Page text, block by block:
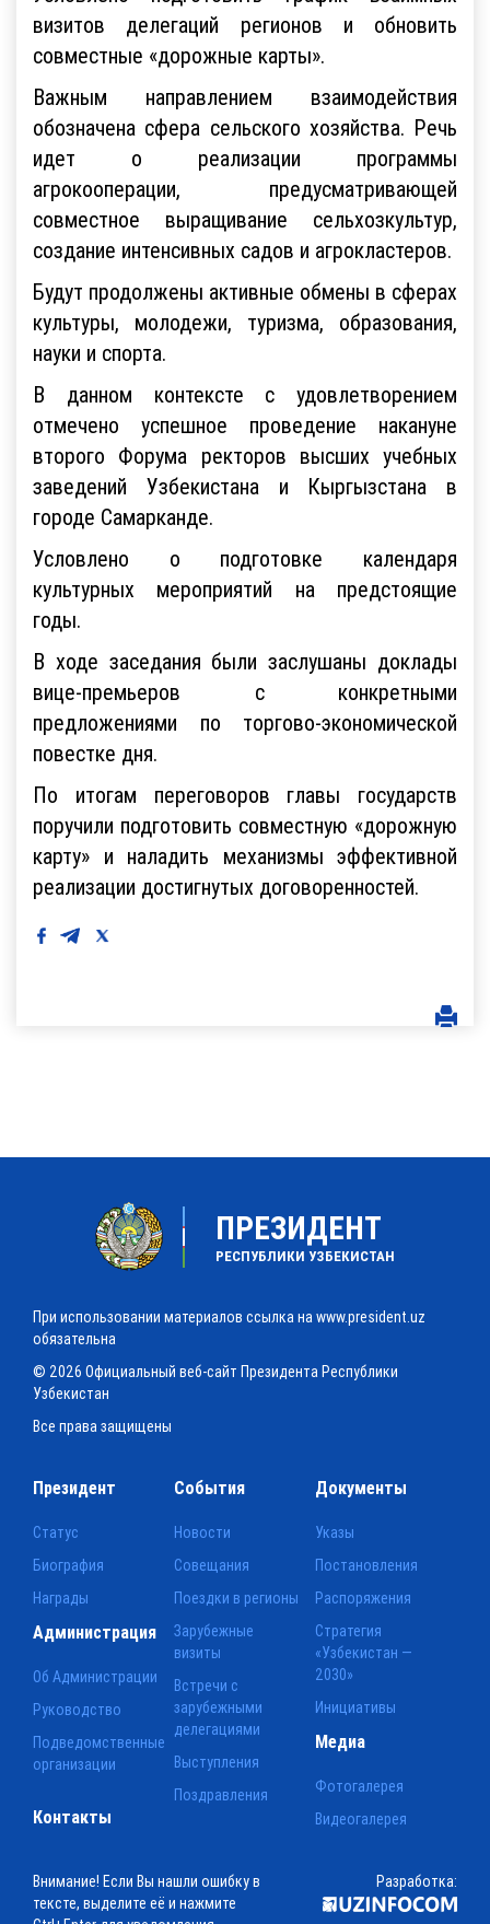
визитов делегаций регионов и обновить
совместные «дорожные карты».
Важным направлением взаимодействия
обозначена сфера сельского хозяйства. Речь
идет о реализации программы
агрокооперации, предусматривающей
совместное выращивание сельхозкультур,
создание интенсивных садов и агрокластеров.
Будут продолжены активные обмены в сферах
культуры, молодежи, туризма, образования,
науки и спорта.
В данном контексте с удовлетворением
отмечено успешное проведение накануне
второго Форума ректоров высших учебных
заведений Узбекистана и Кыргызстана в
городе Самарканде.
Условлено о подготовке календаря
культурных мероприятий на предстоящие
годы.
В ходе заседания были заслушаны доклады
вице-премьеров с конкретными
предложениями по торгово-экономической
повестке дня.
По итогам переговоров главы государств
поручили подготовить совместную «дорожную
карту» и наладить механизмы эффективной
реализации достигнутых договоренностей.
ПРЕЗИДЕНТ
РЕСПУБЛИКИ УЗБЕКИСТАН
При использовании материалов ссылка на www.president.uz
обязательна
© 2026 Официальный веб-сайт Президента Республики
Узбекистан
Все права защищены
Президент
Статус
Биография
Награды
События
Новости
Совещания
Поездки в регионы
Зарубежные
визиты
Встречи с
зарубежными
делегациями
Выступления
Поздравления
Документы
Указы
Постановления
Распоряжения
Стратегия
«Узбекистан —
2030»
Инициативы
Администрация
Об Администрации
Руководство
Подведомственные
организации
Медиа
Фотогалерея
Видеогалерея
Контакты
Внимание! Если Вы нашли ошибку в
тексте, выделите её и нажмите
Разработка: